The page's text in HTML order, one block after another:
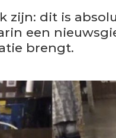
zijn: dit is
een
brengt.